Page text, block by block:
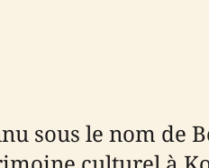
sous le nom de